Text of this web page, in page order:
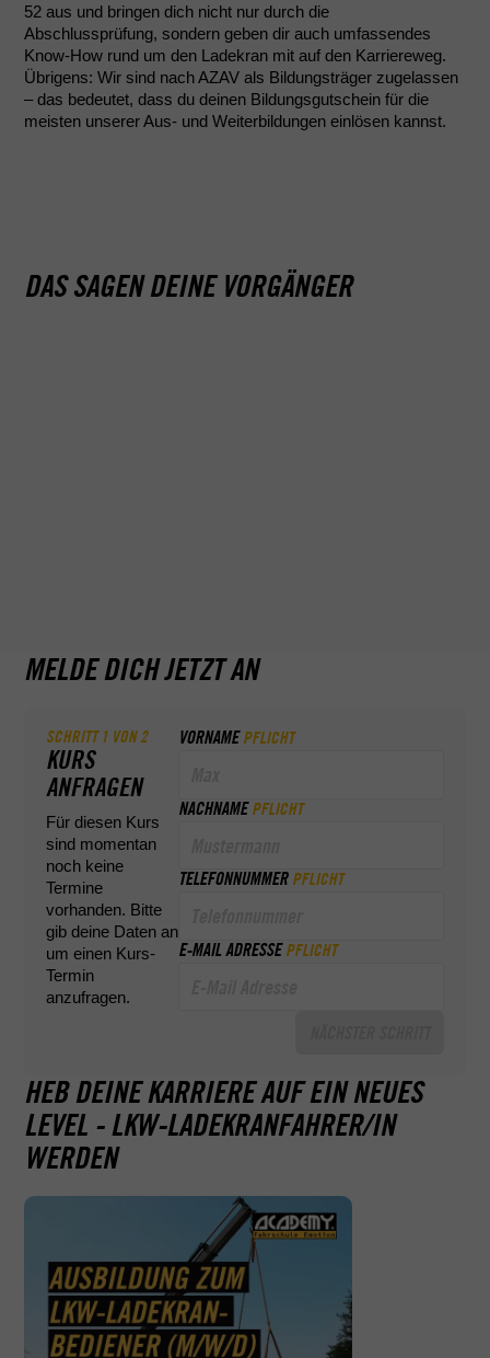
52 aus und bringen dich nicht nur durch die
Abschlussprüfung, sondern geben dir auch umfassendes
Know-How rund um den Ladekran mit auf den Karriereweg.
Übrigens: Wir sind nach AZAV als Bildungsträger zugelassen
– das bedeutet, dass du deinen Bildungsgutschein für die
meisten unserer Aus- und Weiterbildungen einlösen kannst.
- Unfallverhütungsvorschriften, Bedienungsvorschriften
- Teilnahmebestätigung der Academy Fahrschule
DAS SAGEN DEINE VORGÄNGER
MELDE DICH JETZT AN
SCHRITT 1VON2
KURS
ANFRAGEN
Für diesen Kurs
sind momentan
noch keine
Termine
vorhanden. Bitte
gib deine Daten an
um einen Kurs-
Termin
anzufragen.
VORNAME PFLICHT
NACHNAME PFLICHT
TELEFONNUMMER PFLICHT
E-MAIL ADRESSE PFLICHT
HEB DEINE KARRIERE AUF EIN NEUES
LEVEL - LKW-LADEKRANFAHRER/IN
WERDEN